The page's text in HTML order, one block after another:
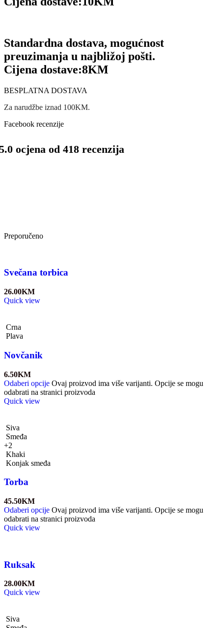
Standardna dostava, mogućnost
preuzimanja u najbližoj pošti.
Cijena dostave:8KM
BESPLATNA DOSTAVA
Za narudžbe iznad 100KM.
Facebook recenzije
ocjena od 418 recenzija
Preporučeno
Svečana torbica
26.00KM
Quick view
Crna
Plava
Novčanik
6.50KM
Odaberi opcije Ovaj proizvod ima više varijanti. Opcije se mogu
odabrati na stranici proizvoda
Quick view
Siva
Smeđa
+2
Khaki
Konjak smeđa
Torba
45.50KM
Odaberi opcije Ovaj proizvod ima više varijanti. Opcije se mogu
odabrati na stranici proizvoda
Quick view
Ruksak
28.00KM
Quick view
Siva